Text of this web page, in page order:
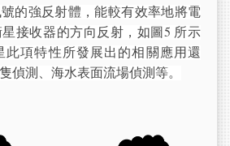
的強反射體，能較有效率地將電
接收器的方向反射，如圖5 所示
此項特性所發展出的相關應用還
偵測、海水表面流場偵測等。